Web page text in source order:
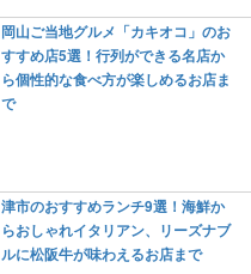
岡山ご当地グルメ「カキオコ」のお
すすめ店5選！行列ができる名店か
ら個性的な食べ方が楽しめるお店ま
で
津市のおすすめランチ9選！海鮮か
らおしゃれイタリアン、リーズナブ
ルに松阪牛が味わえるお店まで